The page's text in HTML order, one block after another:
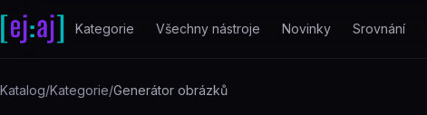
Přeskočit na obsah
Kategorie Všechny nástroje Novinky Srovnání
Katalog/Kategorie/Generátor obrázků